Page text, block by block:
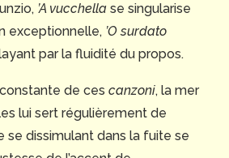
’A vucchella se singularise
exceptionnelle, ’O surdato
par la fluidité du propos.
de ces canzoni, la mer
lui sert régulièrement de
se dissimulant dans la fuite se